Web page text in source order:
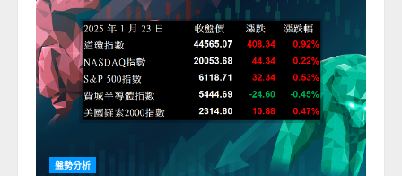
盤勢分析